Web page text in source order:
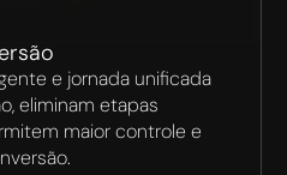
e jornada unificada
eliminam etapas
maior controle e